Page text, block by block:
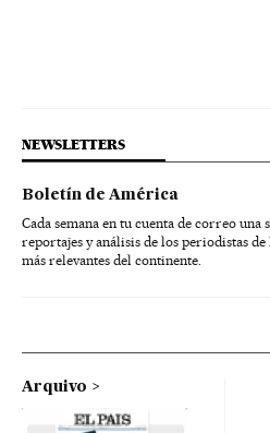
NEWSLETTERS
Boletín de América
Cada semana en tu cuenta de correo una
reportajes y análisis de los periodistas
más relevantes del continente.
Arquivo